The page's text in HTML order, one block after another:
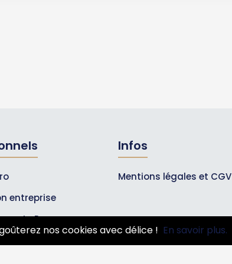
entreprise
Pros
Infos
Mentions légales et CGV
nos cookies avec délice ! En savoir plus.